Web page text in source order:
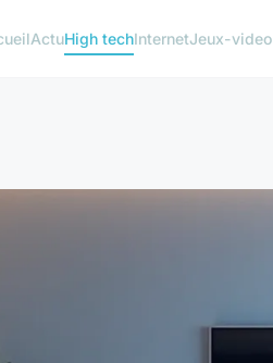
ActuHigh techInternetJeux-video